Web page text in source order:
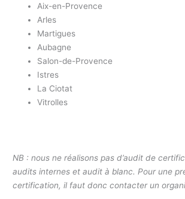
Aix-en-Provence
Arles
Martigues
Aubagne
Salon-de-Provence
Istres
La Ciotat
Vitrolles
NB : nous ne réalisons pas d’audit de
audits internes et audit à blanc. Pour une
certification, il faut donc contacter un